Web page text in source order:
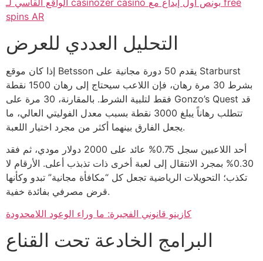
الواقع القاسي لـ casinozer casino بونص أول إيداع مع free
spins AR
التحليل العددي للعرض
إذا كان موقع Betsson يقدم 50 دورة مجانية على Starburst
بشرط 30 مرة رهان، فإن اللاعب سيحتاج إلى رهان 1500 نقطة
فقط لتلبية الشرط. بالمقارنة، 30 مرة على Gonzo’s Quest قد
تتطلب رهاناً يبلغ 3000 نقطة بسبب معدل الفوليتي العالي، ما
يجعل الفارق بينهما أكثر من مجرد اختيار اللعبة.
أحد اللاعبين سجل 0.75% عائد على 2000 دولار مودي، ثم فقد
0.30% بمجرد الانتقال إلى لعبة أخرى ذات تذبذب أعلى. الأرقام لا
تكذب؛ التحويلات الرياضية تجعل كل “مكافأة مجانية” تبدو وكأنها
قرض مصرفي بفائدة خفية.
كازينو قانوني الفجيرة: ما وراء الوعود اللامحدودة
البرامج الخادعة تحت القناع